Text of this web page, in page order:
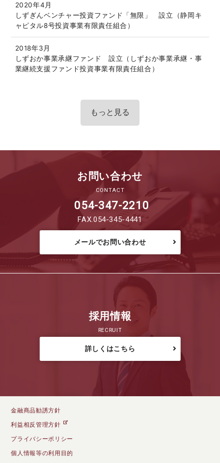
2020年4月
しずぎんベンチャー投資ファンド「無限」 設立（静岡キ
ャピタル8号投資事業有限責任組合）
2018年3月
しずおか事業承継ファンド 設立（しずおか事業承継・事
業継続支援ファンド投資事業有限責任組合）
もっと見る
お問い合わせ
CONTACT
054-347-2210
FAX.054-345-4441
メールでお問い合わせ
採用情報
RECRUIT
詳しくはこちら
金融商品勧誘方針
利益相反管理方針
プライバシーポリシー
個人情報等の利用目的